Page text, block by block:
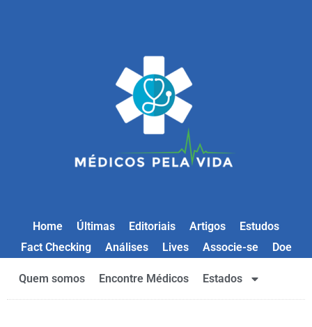
Home Últimas Editoriais Artigos
Estudos
Fact Checking
Análises Lives Associe-se Doe
Quem somos Encontre Médicos Estados